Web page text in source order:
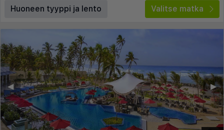
Huoneen tyyppi ja lento Valitse matka
▶︎
◀︎